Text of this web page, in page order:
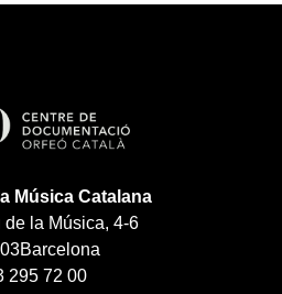
Música Catalana
de la Música, 4-6
Barcelona
295 72 00